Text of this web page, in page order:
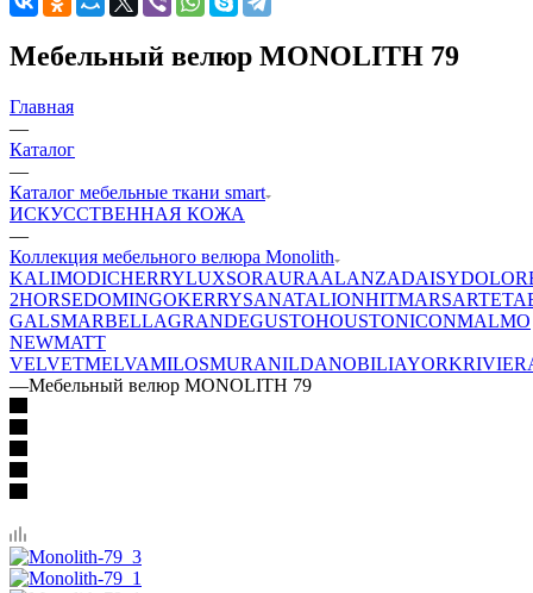
Мебельный велюр MONOLITH 79
Главная
—
Каталог
—
Каталог мебельные ткани smart
ИСКУССТВЕННАЯ КОЖА
—
Коллекция мебельного велюра Monolith
KALIMODICHERRYLUXSORAURAALANZADAISY
2HORSEDOMINGOKERRYSANATALIONHITMARSARTE
GALSMARBELLAGRANDEGUSTOHOUSTONICONMALMO
NEWMATT
VELVETMELVAMILOSMURANILDANOBILIAYORK
—Мебельный велюр MONOLITH 79